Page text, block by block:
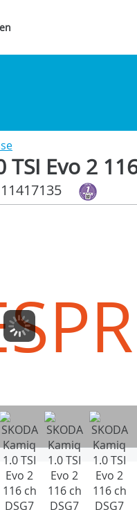
TSI Evo 2